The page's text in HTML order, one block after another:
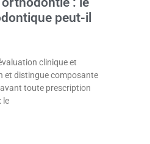
peut-il
clinique et
et distingue composante
toute prescription
le